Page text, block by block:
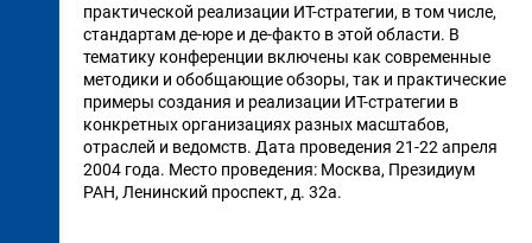
практической реализации ИТ-стратегии, в том числе,
стандартам де-юре и де-факто в этой области. В
тематику конференции включены как современные
методики и обобщающие обзоры, так и практические
примеры создания и реализации ИТ-стратегии в
конкретных организациях разных масштабов,
отраслей и ведомств. Дата проведения 21-22 апреля
2004 года. Место проведения: Москва, Президиум
РАН, Ленинский проспект, д. 32а.